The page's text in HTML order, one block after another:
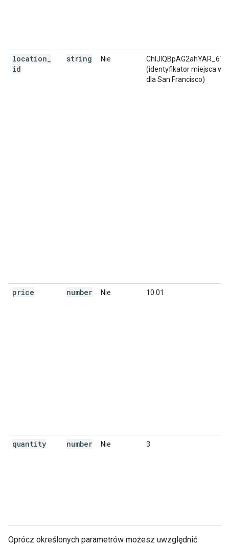
location
id
string Nie
(identyfikator miejsca w
dla San Francisco)
price number Nie 10.01
quantity number Nie 3
Oprócz określonych parametrów możesz uwzględnić